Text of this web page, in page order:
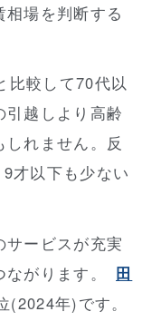
場を判断する
比較して70代以
越しより高齢
れません。反
才以下も少ない
ービスが充実
がります。
田
(2024年)です。